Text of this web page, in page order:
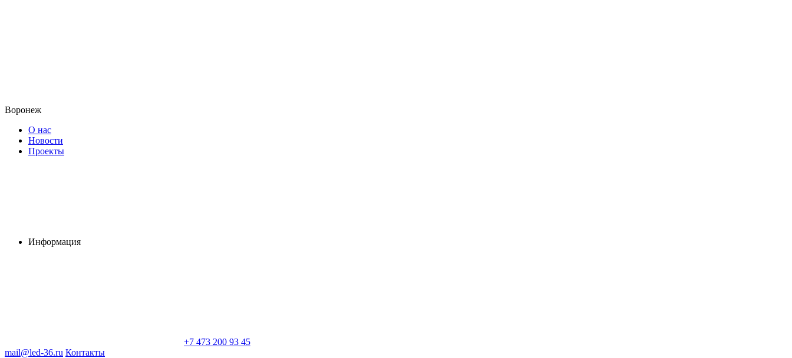
Воронеж
О нас
Новости
Проекты
Информация
+7 473 200 93 45
mail@led-36.ru Контакты